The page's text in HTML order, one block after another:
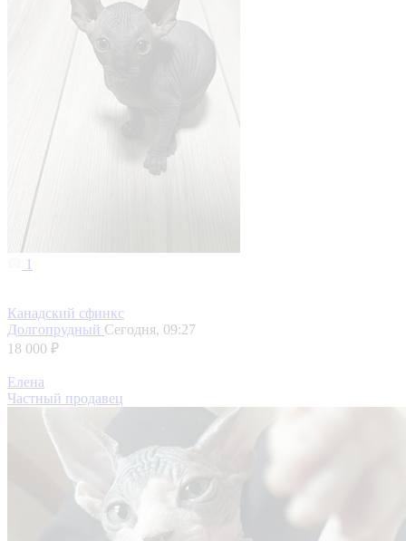
1
Канадский сфинкс
Долгопрудный Сегодня, 09:27
18 000 ₽
Елена
Частный продавец